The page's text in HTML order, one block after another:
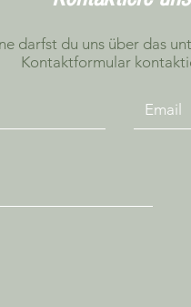
darfst du uns über das
Kontaktformular